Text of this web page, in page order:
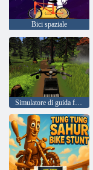
Bici spaziale
Simulatore di guida fredda 2